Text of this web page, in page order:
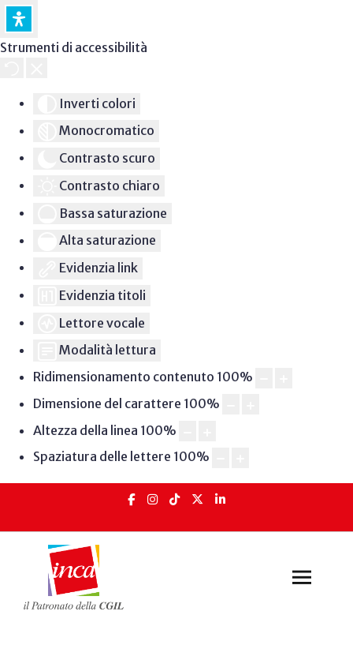
Strumenti di accessibilità
Inverti colori
Monocromatico
Contrasto scuro
Contrasto chiaro
Bassa saturazione
Alta saturazione
Evidenzia link
Evidenzia titoli
Lettore vocale
Modalità lettura
Ridimensionamento contenuto 100%
Dimensione del carattere 100%
Altezza della linea 100%
Spaziatura delle lettere 100%